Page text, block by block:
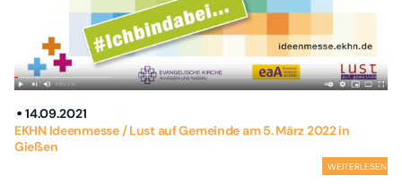
14.09.2021
EKHN Ideenmesse / Lust auf Gemeinde am 5. März 2022 in
Gießen
WEITERLESEN